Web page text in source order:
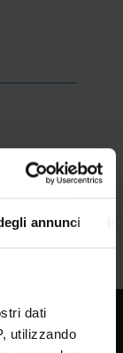
annunci
dati
utilizzando